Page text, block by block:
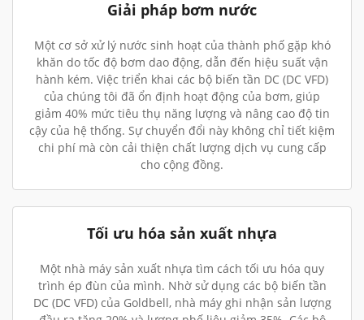
Giải pháp bơm nước
Một cơ sở xử lý nước sinh hoạt của thành phố gặp khó
khăn do tốc độ bơm dao động, dẫn đến hiệu suất vận
hành kém. Việc triển khai các bộ biến tần DC (DC VFD)
của chúng tôi đã ổn định hoạt động của bơm, giúp
giảm 40% mức tiêu thụ năng lượng và nâng cao độ tin
cậy của hệ thống. Sự chuyển đổi này không chỉ tiết kiệm
chi phí mà còn cải thiện chất lượng dịch vụ cung cấp
cho cộng đồng.
Tối ưu hóa sản xuất nhựa
Một nhà máy sản xuất nhựa tìm cách tối ưu hóa quy
trình ép đùn của mình. Nhờ sử dụng các bộ biến tần
DC (DC VFD) của Goldbell, nhà máy ghi nhận sản lượng